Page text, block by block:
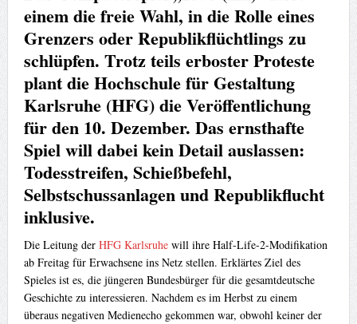
einem die freie Wahl, in die Rolle eines
Grenzers oder Republikflüchtlings zu
schlüpfen. Trotz teils erboster Proteste
plant die Hochschule für Gestaltung
Karlsruhe (HFG) die Veröffentlichung
für den 10. Dezember. Das ernsthafte
Spiel will dabei kein Detail auslassen:
Todesstreifen, Schießbefehl,
Selbstschussanlagen und Republikflucht
inklusive.
Die Leitung der HFG Karlsruhewill ihre Half-Life-2-Modifikation
ab Freitag für Erwachsene ins Netz stellen. Erklärtes Ziel des
Spieles ist es, die jüngeren Bundesbürger für die gesamtdeutsche
Geschichte zu interessieren. Nachdem es im Herbst zu einem
überaus negativen Medienecho gekommen war, obwohl keiner der